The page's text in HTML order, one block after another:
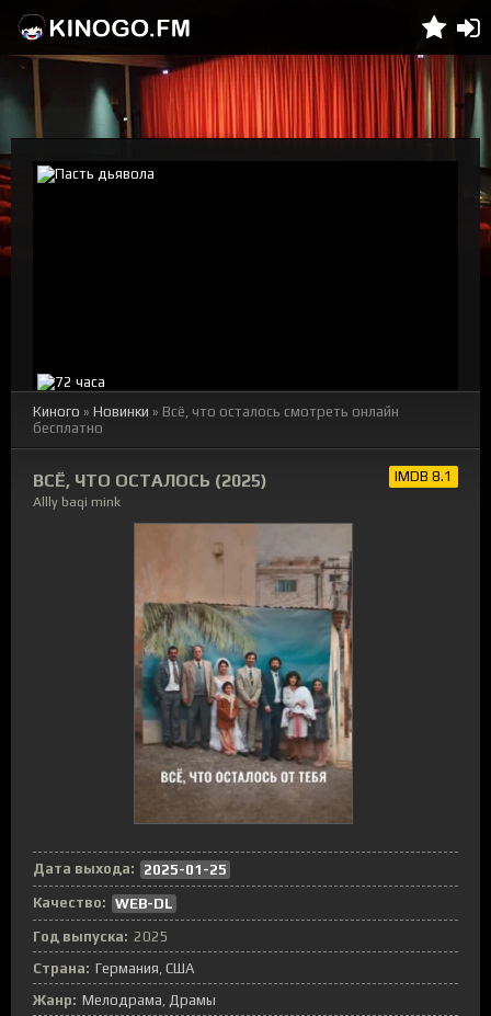
Киного » Новинки » Всё, что осталось смотреть онлайн
бесплатно
ВСЁ, ЧТО ОСТАЛОСЬ (2025)
Allly baqi mink
IMDB 8.1
Дата выхода:
2025-01-25
Качество: WEB-DL
Год выпуска: 2025
Страна: Германия США
Жанр: Мелодрама Драмы